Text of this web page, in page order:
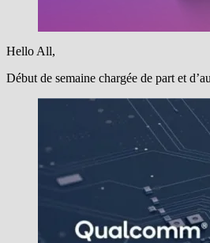
Hello All,
Début de semaine chargée de part et